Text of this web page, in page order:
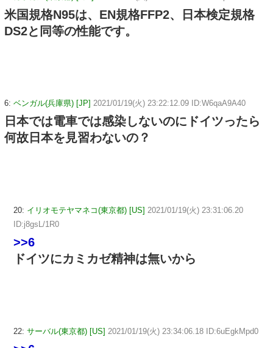
米国規格N95は、EN規格FFP2、日本検定規格
DS2と同等の性能です。
6: ベンガル(兵庫県) [JP] 2021/01/19(火) 23:22:12.09 ID:W6qaA9A40
日本では電車では感染しないのにドイツったら
何故日本を見習わないの？
20: イリオモテヤマネコ(東京都) [US] 2021/01/19(火) 23:31:06.20
ID:j8gsL/1R0
>>6
ドイツにカミカゼ精神は無いから
22: サーバル(東京都) [US] 2021/01/19(火) 23:34:06.18 ID:6uEgkMpd0